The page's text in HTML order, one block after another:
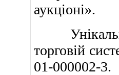
аукціоні».
торговій
01-000002-3.